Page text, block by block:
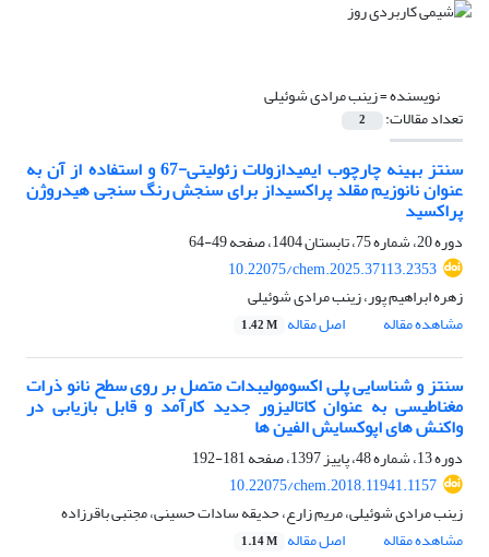
نویسنده =زینب مرادی شوئیلی
تعداد مقالات: 2
سنتز بهینه چارچوب‌ ایمیدازولات زئولیتی-67 و استفاده از آن به
عنوان نانوزیم مقلد پراکسیداز برای سنجش رنگ سنجی هیدروژن
پراکسید
دوره 20، شماره 75، تابستان 1404، صفحه
49-64
10.22075/chem.2025.37113.2353
زهره ابراهیم پور، زینب مرادی شوئیلی
مشاهده مقاله
اصل مقاله 1.42 M
سنتز و شناسایی پلی اکسومولیبدات متصل بر روی سطح نانو ذرات
مغناطیسی به عنوان کاتالیزور جدید کارآمد و قابل بازیابی در
واکنش های اپوکسایش الفین ها
دوره 13، شماره 48، پاییز 1397، صفحه
181-192
10.22075/chem.2018.11941.1157
زینب مرادی شوئیلی، مریم زارع، حدیقه سادات حسینی، مجتبی باقرزاده
مشاهده مقاله
اصل مقاله 1.14 M